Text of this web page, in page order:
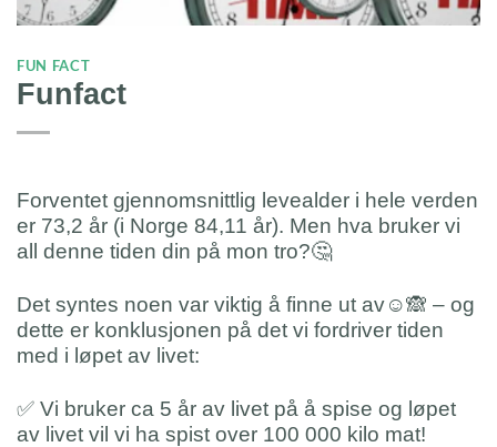
FUN FACT
Funfact
Forventet gjennomsnittlig levealder i hele verden
er 73,2 år (i Norge 84,11 år). Men hva bruker vi
all denne tiden din på mon tro?🤔
Det syntes noen var viktig å finne ut av☺️🙈 – og
dette er konklusjonen på det vi fordriver tiden
med i løpet av livet:
✅ Vi bruker ca 5 år av livet på å spise og løpet
av livet vil vi ha spist over 100 000 kilo mat!